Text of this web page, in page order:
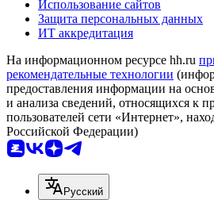
Использование сайтов
Защита персональных данных
ИТ аккредитация
На информационном ресурсе hh.ru
рекомендательные технологии
предоставления информации на
и анализа сведений, относящихся к
пользователей сети «Интернет»,
Российской Федерации)
Русский